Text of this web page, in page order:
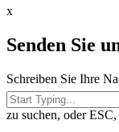
x
Senden Sie
Schreiben Sie Ihre
zu suchen, oder